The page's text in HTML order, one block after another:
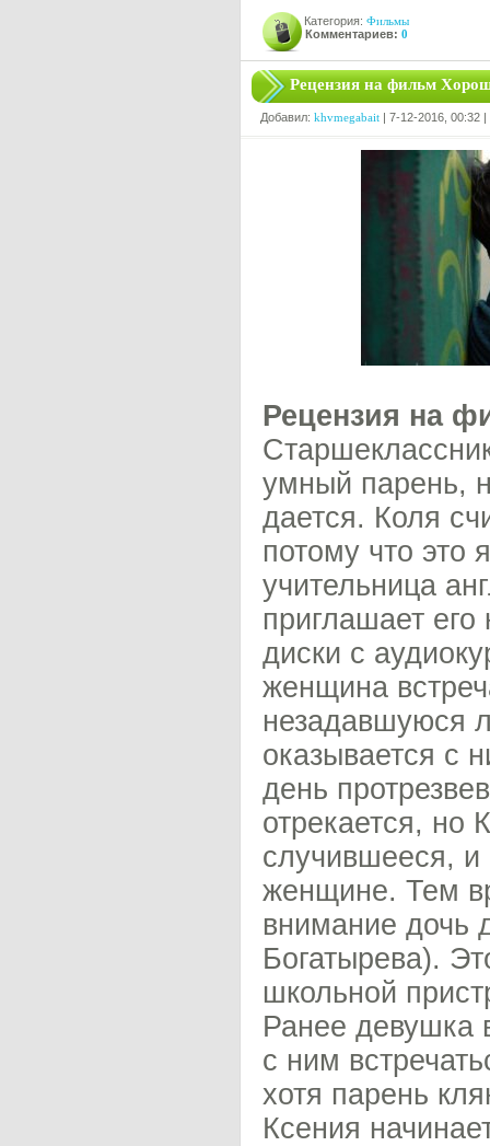
Категория: Фильмы
Комментариев: 0
Рецензия на фильм
Добавил: khvmegabait | 7-12-2016, 00:32
Рецензия на
умный парень,
дается. Коля
потому что
учительница
приглашает
диски с
женщина
незадавшуюся
оказывается с
день
отрекается, но
случившееся, и
женщине. Тем
внимание дочь
Богатырева).
школьной
Ранее девушка
с ним
хотя парень
Ксения